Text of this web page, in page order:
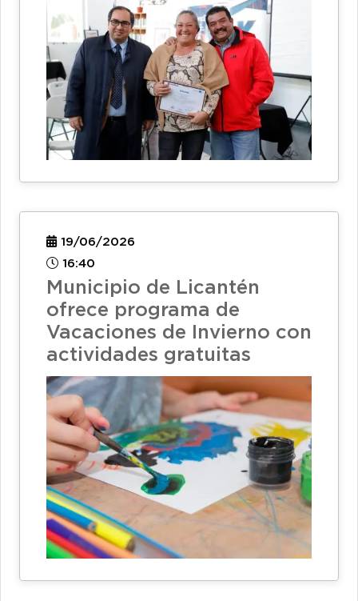
19/06/2026
16:40
Municipio de Licantén
ofrece programa de
Vacaciones de Invierno con
actividades gratuitas